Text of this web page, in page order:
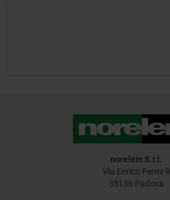
norelem S.r.l.
Via Enrico Fermi 9
35136 Padova